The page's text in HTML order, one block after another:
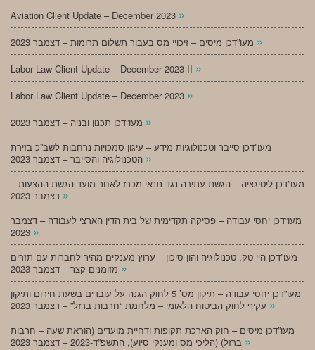
Aviation Client Update – December 2023 »
»
Labor Law Client Update – December 2023 II »
Labor Law Client Update – December 2023 »
»
מעו”דכן סייבר וטכנולוגיות מידע – עיגון סמכויות נרחבות לשב”כ בזירת
»
מעו”דכן ליטיגציה – הגשת עתירה נגד תנאי מכרז לאחר מועד הגשת ההצעות –
»
מעו”דכן יחסי עבודה – פסיקה תקדימית של בית הדין הארצי לעבודה – דצמבר
»
מעו”דכן היי-טק, טכנולוגיה והון סיכון – ערוץ מענקים מהיר לחברות עם תזרים
»
מעו”דכן יחסי עבודה – תיקון מס’ 5 לחוק הגנה על עובדים בשעת חירום ותיקון
»
מעו”דכן מיסים – חוק הארכת תקופות ודחיית מועדים (הוראת שעה – חרבות
»